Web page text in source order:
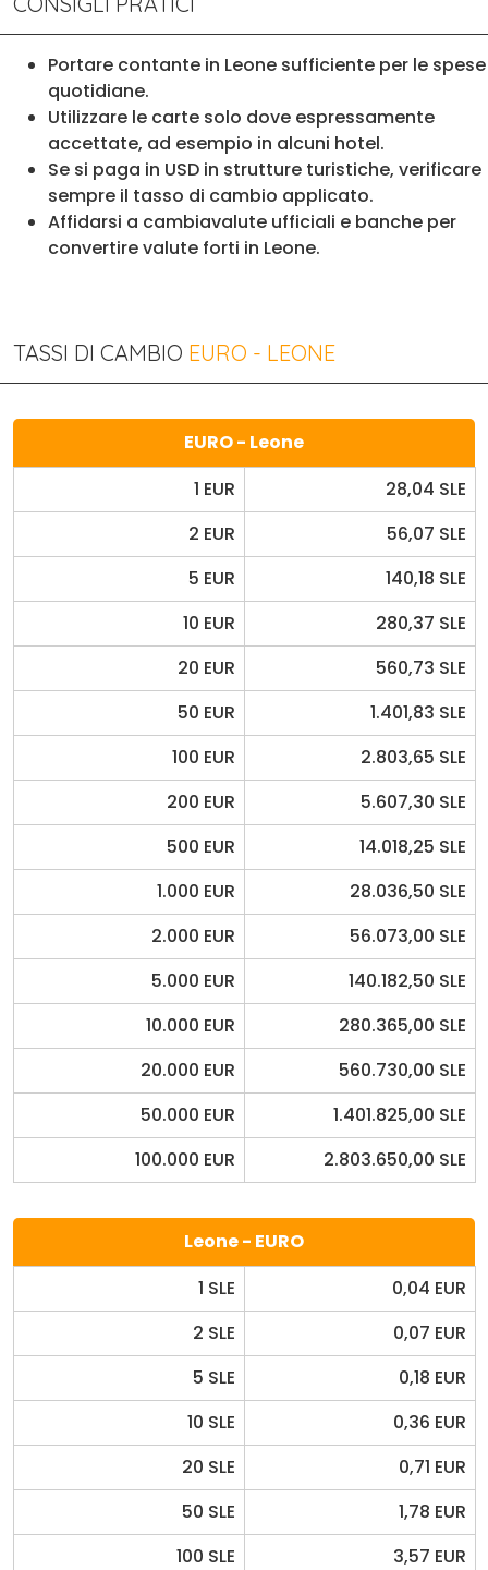
Portare contante in Leone sufficiente per le spese
quotidiane.
Utilizzare le carte solo dove espressamente
accettate, ad esempio in alcuni hotel.
Se si paga in USD in strutture turistiche, verificare
sempre il tasso di cambio applicato.
Affidarsi a cambiavalute ufficiali e banche per
convertire valute forti in Leone.
TASSI DI CAMBIO EURO - LEONE
EURO - Leone
1 EUR
28,04 SLE
2 EUR
56,07 SLE
5 EUR
140,18 SLE
10 EUR
280,37 SLE
20 EUR
560,73 SLE
50 EUR
1.401,83 SLE
100 EUR
2.803,65 SLE
200 EUR
5.607,30 SLE
500 EUR
14.018,25 SLE
1.000 EUR
28.036,50 SLE
2.000 EUR
56.073,00 SLE
5.000 EUR
140.182,50 SLE
10.000 EUR
280.365,00 SLE
20.000 EUR
560.730,00 SLE
50.000 EUR
1.401.825,00 SLE
100.000 EUR
2.803.650,00 SLE
Leone - EURO
1 SLE
0,04 EUR
2 SLE
0,07 EUR
5 SLE
0,18 EUR
10 SLE
0,36 EUR
20 SLE
0,71 EUR
50 SLE
1,78 EUR
100 SLE
3,57 EUR